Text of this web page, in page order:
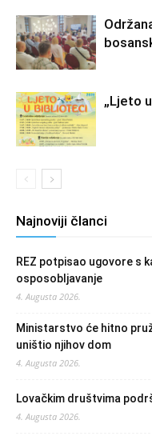
„Ljeto
Najnoviji članci
REZ potpisao ugovore s
osposobljavanje
4. Augusta 2026.
Ministarstvo će hitno
uništio njihov dom
4. Augusta 2026.
Lovačkim društvima
4. Augusta 2026.